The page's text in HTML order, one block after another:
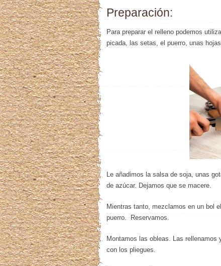
Preparación:
Para preparar el relleno podemos
picada, las setas, el puerro, unas
Le añadimos la salsa de soja, unas
de azúcar. Dejamos que se macere.
Mientras tanto, mezclamos en un bol
puerro. Reservamos.
Montamos las obleas. Las
con los pliegues.